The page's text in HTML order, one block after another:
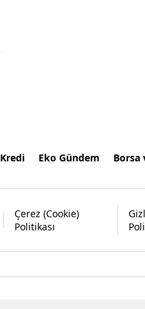
Kredi Eko Gündem Borsa
Çerez (Cookie)
Politikası